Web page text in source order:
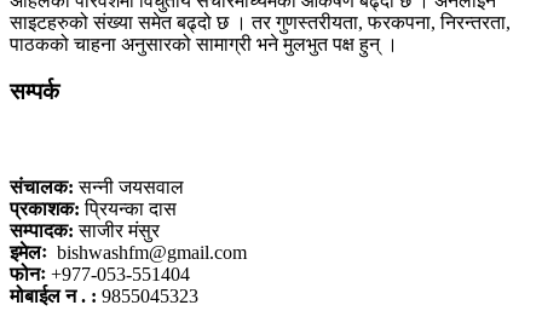
साइटहरुको संख्या समेत बढ्दो छ । तर गुणस्तरीयता, फरकपना, निरन्तरता,
पाठकको चाहना अनुसारको सामाग्री भने मुलभुत पक्ष हुन् ।
सम्पर्क
संचालक: सन्नी जयसवाल
प्रकाशक: प्रियन्का दास
सम्पादक: साजीर मंसुर
इमेलः bishwashfm@gmail.com
फोनः +977-053-551404
मोबाईल न . : 9855045323